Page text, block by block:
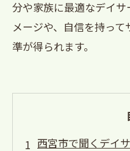
分や家族に最適なデイ
メージや、自信を持っ
準が得られます。
西宮市で聞くデイ